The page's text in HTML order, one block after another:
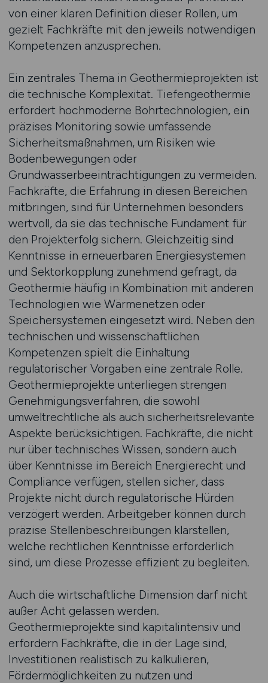
von einer klaren Definition dieser Rollen, um
gezielt Fachkräfte mit den jeweils notwendigen
Kompetenzen anzusprechen.
Ein zentrales Thema in Geothermieprojekten ist
die technische Komplexität. Tiefengeothermie
erfordert hochmoderne Bohrtechnologien, ein
präzises Monitoring sowie umfassende
Sicherheitsmaßnahmen, um Risiken wie
Bodenbewegungen oder
Grundwasserbeeinträchtigungen zu vermeiden.
Fachkräfte, die Erfahrung in diesen Bereichen
mitbringen, sind für Unternehmen besonders
wertvoll, da sie das technische Fundament für
den Projekterfolg sichern. Gleichzeitig sind
Kenntnisse in erneuerbaren Energiesystemen
und Sektorkopplung zunehmend gefragt, da
Geothermie häufig in Kombination mit anderen
Technologien wie Wärmenetzen oder
Speichersystemen eingesetzt wird. Neben den
technischen und wissenschaftlichen
Kompetenzen spielt die Einhaltung
regulatorischer Vorgaben eine zentrale Rolle.
Geothermieprojekte unterliegen strengen
Genehmigungsverfahren, die sowohl
umweltrechtliche als auch sicherheitsrelevante
Aspekte berücksichtigen. Fachkräfte, die nicht
nur über technisches Wissen, sondern auch
über Kenntnisse im Bereich Energierecht und
Compliance verfügen, stellen sicher, dass
Projekte nicht durch regulatorische Hürden
verzögert werden. Arbeitgeber können durch
präzise Stellenbeschreibungen klarstellen,
welche rechtlichen Kenntnisse erforderlich
sind, um diese Prozesse effizient zu begleiten.
Auch die wirtschaftliche Dimension darf nicht
außer Acht gelassen werden.
Geothermieprojekte sind kapitalintensiv und
erfordern Fachkräfte, die in der Lage sind,
Investitionen realistisch zu kalkulieren,
Fördermöglichkeiten zu nutzen und